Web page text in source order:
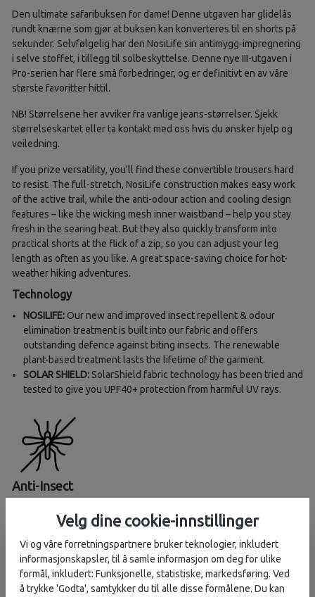
Den ultimate safaribuksen for dame! Denne utgaven har glidelås
rundt knærne som gjør at buksen kan konverteres til en shorts på
sekunder. Selvfølgelig har den NosiLife sin antimygg-impregnering
i selve stoffet, i tillegg til solbeskyttelse. Denne nye III-utgaven i
Pro-serien har flere små forbedringer, og er definitivt en av våre
største favoritter hittil.
NB! Størrelsene her avviker fra vanlige jeans-størrelser. Sjekk
størrelseskartet eller ta kontakt med oss hvis du ønsker hjelp og
veiledning.
If you prize versatility, you'll find these convertible trousers hard
to resist. The full-stretch, NosiLife construction makes easy work
of the active trail, while the anti-odour action and cooling design
features – like the wicking mesh inner waistband – help you stay
fresh in the searing heat. But they also quickly transform into
practical shorts at the flick of a zip, so you can adjust your leg
length as often as you like. A great space-saving choice for hot-
weather hiking adventures.
Technology
NOSILIFE:Our new and improved insect repellent & odour
elimination treatment is built into our fabric and offers
outstanding defence against biting insects. The renewable
plant-based treatment lasts the lifetime of the garment.
SOLAR SHIELD: SolarShield fabric technology has been tried and
tested to give you UPF40+ protection from harmful UV rays.
Anti-Insect
from biting insectsVelg dine cookie-innstillinger
Vi og våre forretningspartnere bruker teknologier, inkludert
informasjonskapsler, til å samle informasjon om deg for ulike
formål, inkludert: Funksjonelle, statistiske, markedsføring. Ved
å trykke 'Godta', samtykker du til alle disse formålene. Du kan